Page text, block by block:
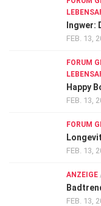
Ingwer:
FEB. 13,
FORUM
Happy
FEB. 13,
FORUM
FEB. 13,
ANZEIGE
FEB. 13,